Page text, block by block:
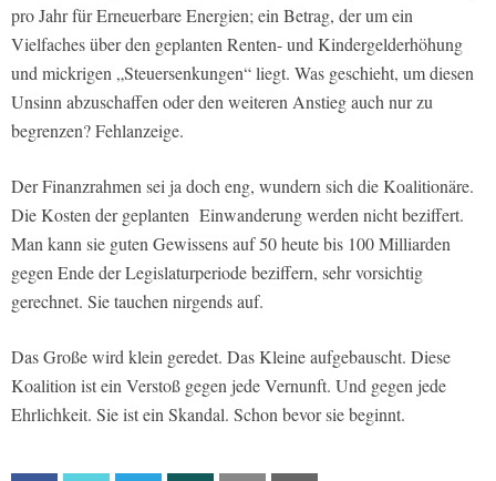
pro Jahr für Erneuerbare Energien; ein Betrag, der um ein
Vielfaches über den geplanten Renten- und Kindergelderhöhung
und mickrigen „Steuersenkungen“ liegt. Was geschieht, um diesen
Unsinn abzuschaffen oder den weiteren Anstieg auch nur zu
begrenzen? Fehlanzeige.
Der Finanzrahmen sei ja doch eng, wundern sich die Koalitionäre.
Die Kosten der geplanten Einwanderung werden nicht beziffert.
Man kann sie guten Gewissens auf 50 heute bis 100 Milliarden
gegen Ende der Legislaturperiode beziffern, sehr vorsichtig
gerechnet. Sie tauchen nirgends auf.
Das Große wird klein geredet. Das Kleine aufgebauscht. Diese
Koalition ist ein Verstoß gegen jede Vernunft. Und gegen jede
Ehrlichkeit. Sie ist ein Skandal. Schon bevor sie beginnt.